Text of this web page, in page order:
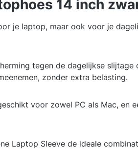
14 inch
je laptop, maar ook voor je
tegen de dagelijkse
zonder extra belasting.
voor zowel PC als Mac, en
Laptop Sleeve de ideale